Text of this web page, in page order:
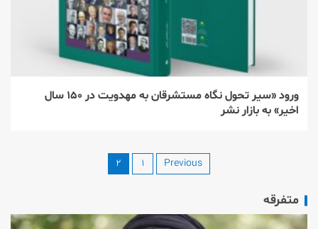
ورود «سیر تحول نگاه مستشرقان به مهدویت در ۱۵۰ سال
اخیر» به بازار نشر
Previous ۱ ۲
متفرقه